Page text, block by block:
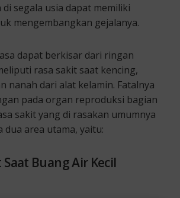
di segala usia dapat memiliki
mengembangkan gejalanya.
dapat berkisar dari ringan
rasa sakit saat kencing,
nanah dari alat kelamin. Fatalnya
pada organ reproduksi bagian
sakit yang di rasakan umumnya
dua area utama, yaitu:
Saat Buang Air Kecil